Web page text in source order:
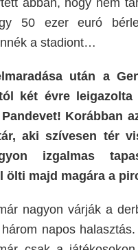
abban, hogy nem
50 ezer euró
a stadiont…
után a
két évre
Korábban
aki szívesen tér
izgalmas
ölti majd magára a
nagyon várják a
napos